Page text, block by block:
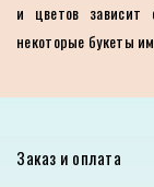
и цветов
некоторые букеты
Заказ и оплата